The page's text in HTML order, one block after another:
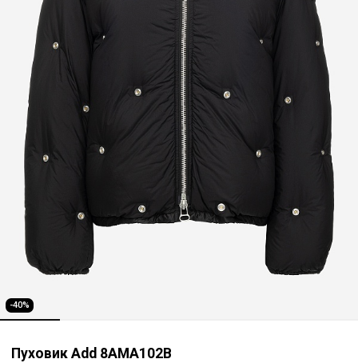
-40%
Пуховик Add 8AMA102B